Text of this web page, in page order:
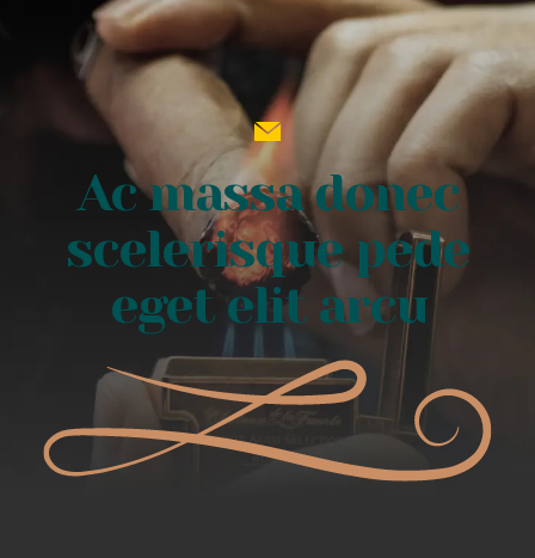
Ac massa donec
scelerisque pede
eget elit arcu